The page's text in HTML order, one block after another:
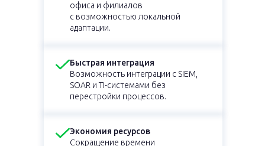
офиса и филиалов
с возможностью локальной
адаптации.
Быстрая интеграция
Возможность интеграции с SIEM,
SOAR и TI-системами без
перестройки процессов.
Экономия ресурсов
Сокращение времени